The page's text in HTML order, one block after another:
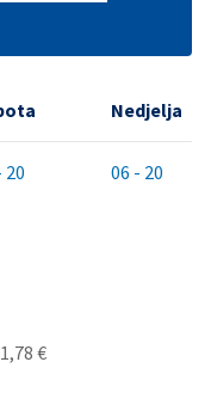
Nedjelja
20 06 - 20
€